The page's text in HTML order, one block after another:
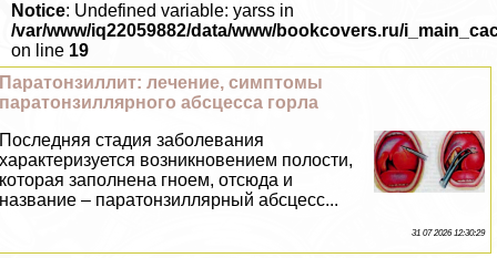
Notice: Undefined variable: yarss in
/var/www/iq22059882/data/www/bookcovers.ru/
on line 19
Паратонзиллит: лечение, симптомы
паратонзиллярного абсцесса горла
Последняя стадия заболевания
хаpaктеризуется возникновением полости,
которая заполнена гноем, отсюда и
название – паратонзиллярный абсцесс...
31 07 2026 12:30:29